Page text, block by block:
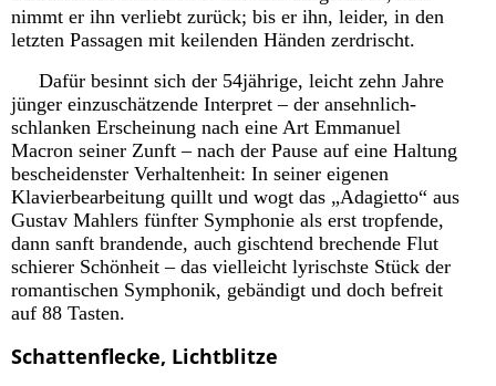
nimmt er ihn verliebt zurück; bis er ihn, leider, in den
letzten Passagen mit keilenden Händen zerdrischt.
Dafür besinnt sich der 54jährige, leicht zehn Jahre
jünger einzuschätzende Interpret – der ansehnlich-
schlanken Erscheinung nach eine Art Emmanuel
Macron seiner Zunft – nach der Pause auf eine Haltung
bescheidenster Verhaltenheit: In seiner eigenen
Klavierbearbeitung quillt und wogt das „Adagietto“ aus
Gustav Mahlers fünfter Symphonie als erst tropfende,
dann sanft brandende, auch gischtend brechende Flut
schierer Schönheit – das vielleicht lyrischste Stück der
romantischen Symphonik, gebändigt und doch befreit
auf 88 Tasten.
Schattenflecke, Lichtblitze